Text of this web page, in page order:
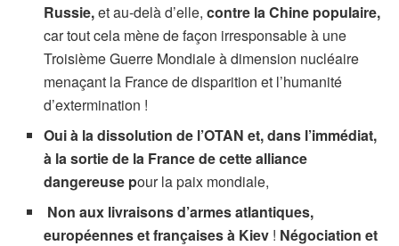
Russie,et au-delà d’elle,contre la Chine populaire,
car tout cela mène de façon irresponsable à une
Troisième Guerre Mondiale à dimension nucléaire
menaçant la France de disparition et l’humanité
d’extermination !
Oui à la dissolution de l’OTAN et, dans l’immédiat,
à la sortie de la France de cette alliance
dangereuse pour la paix mondiale,
Non aux livraisons d’armes atlantiques,
européennes et françaises à Kiev ! Négociation et